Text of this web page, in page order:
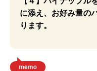
に添え、お好み量の
ります。
memo